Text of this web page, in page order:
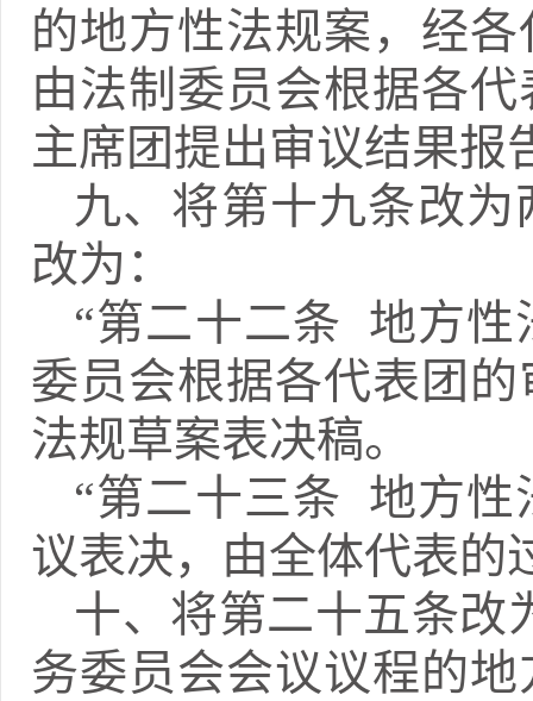
的地方性法规案，经
由法制委员会根据各
主席团提出审议结果报
九、将第十九条改
改为：
“第二十二条 地方性
委员会根据各代表团
法规草案表决稿。
“第二十三条 地方性
议表决，由全体代表的
十、将第二十五条改
务委员会会议议程的